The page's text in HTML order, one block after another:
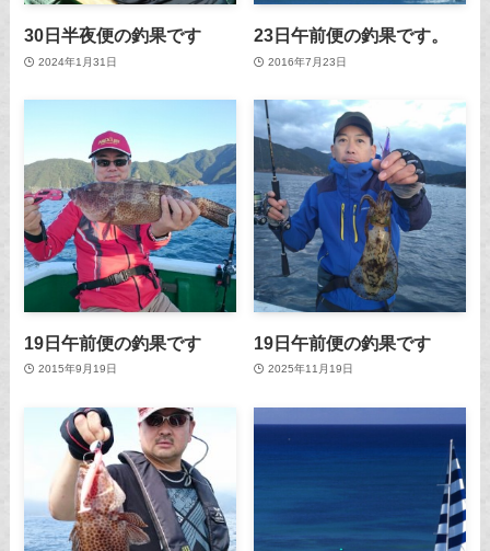
30日半夜便の釣果です
2024年1月31日
23日午前便の釣果です。
2016年7月23日
19日午前便の釣果です
2015年9月19日
19日午前便の釣果です
2025年11月19日